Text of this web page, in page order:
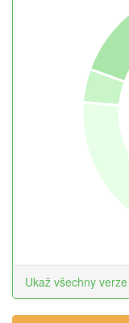
Ukaž všechny verze